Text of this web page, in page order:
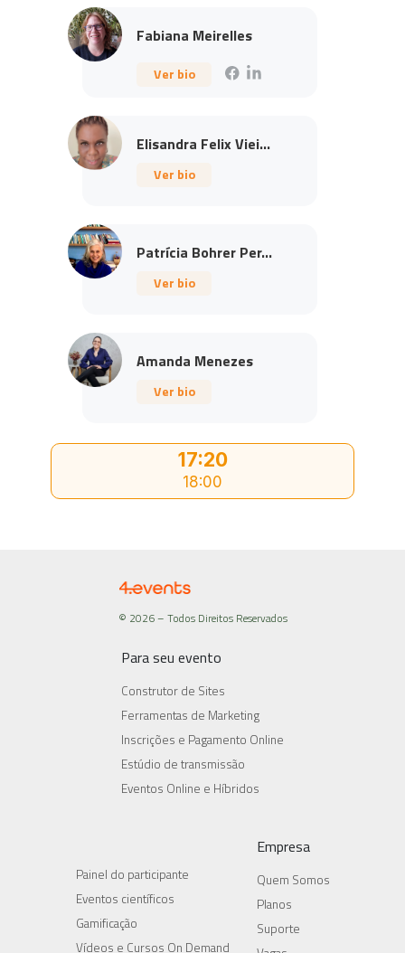
17:20
18:00
Fabiana Meirelles
Ver bio
Elisandra Felix Viei...
Ver bio
Patrícia Bohrer Per...
Ver bio
Amanda Menezes
Ver bio
© 2026 – Todos Direitos Reservados
Para seu evento
Construtor de Sites
Ferramentas de Marketing
Inscrições e Pagamento Online
Estúdio de transmissão
Eventos Online e Híbridos
Painel do participante
Eventos científicos
Gamificação
Vídeos e Cursos On Demand
Empresa
Quem Somos
Planos
Suporte